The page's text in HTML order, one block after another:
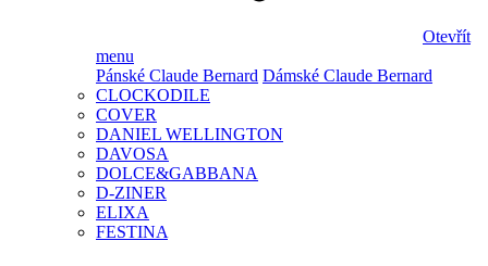
Otevřít
menu
Pánské Claude Bernard Dámské Claude Bernard
CLOCKODILE
COVER
DANIEL WELLINGTON
DAVOSA
DOLCE&GABBANA
D-ZINER
ELIXA
FESTINA